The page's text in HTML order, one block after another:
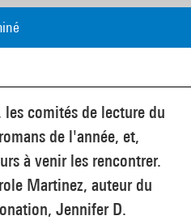
comités de lecture du
de l'année, et,
à venir les rencontrer.
Martinez, auteur du
Jennifer D.